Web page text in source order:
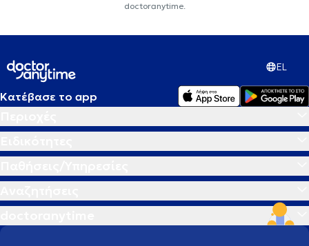
doctoranytime.
EL
Κατέβασε το app